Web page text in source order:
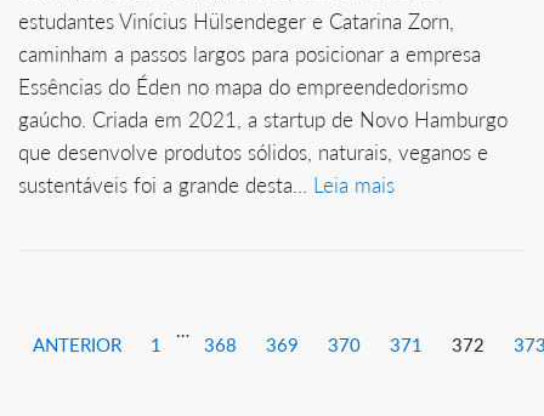
estudantes Vinícius Hülsendeger e Catarina Zorn,
caminham a passos largos para posicionar a empresa
Essências do Éden no mapa do empreendedorismo
gaúcho. Criada em 2021, a startup de Novo Hamburgo
que desenvolve produtos sólidos, naturais, veganos e
sustentáveis foi a grande desta... Leia mais
ANTERIOR 1
…
368 369 370 371 372